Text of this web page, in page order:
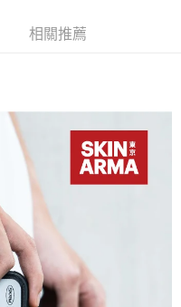
之損失，本公司不負相關責
冊。若發現惡意使用之情形，
用額度並採取法律行動。
相關推薦